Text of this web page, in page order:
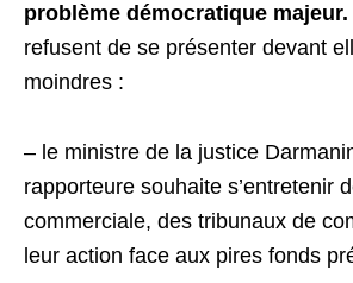
problème démocratique majeur.
refusent de se présenter devant
moindres :
– le ministre de la justice
rapporteure souhaite s’entretenir
commerciale, des tribunaux de
leur action face aux pires fonds